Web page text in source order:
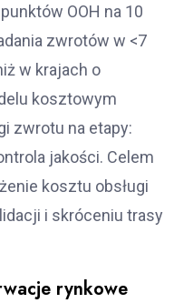
OOH na 10
zwrotów w <7
w krajach o
kosztowym
zwrotu na etapy:
jakości. Celem
kosztu obsługi
i skróceniu trasy
rynkowe